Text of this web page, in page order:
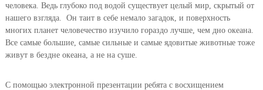
человека. Ведь глубоко под водой существует целый мир, скрытый от
нашего взгляда. Он таит в себе немало загадок, и поверхность
многих планет человечество изучило гораздо лучше, чем дно океана.
Все самые большие, самые сильные и самые ядовитые животные тоже
живут в бездне океана, а не на суше.
С помощью электронной презентации ребята с восхищением